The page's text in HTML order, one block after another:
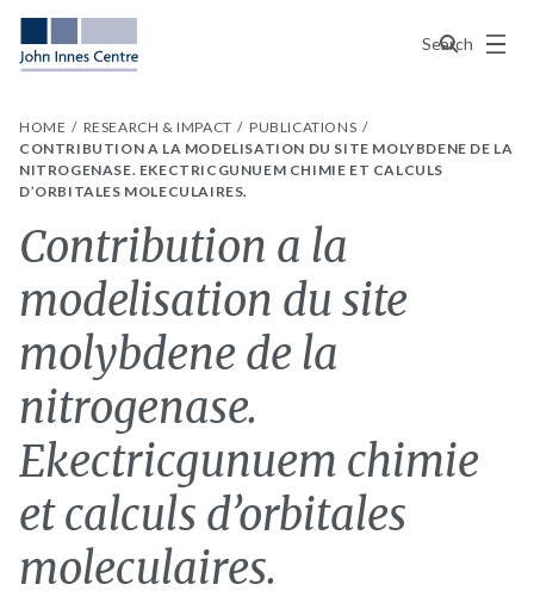
Search
Menu
HOME RESEARCH & IMPACT
PUBLICATIONS
CONTRIBUTION A LA MODELISATION DU SITE MOLYBDENE DE LA
NITROGENASE. EKECTRICGUNUEM CHIMIE ET CALCULS
D’ORBITALES MOLECULAIRES.
Contribution a la
modelisation du site
molybdene de la
nitrogenase.
Ekectricgunuem chimie
et calculs d’orbitales
moleculaires.